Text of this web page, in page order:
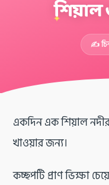
✦
শিয়াল
✍️
একদিন এক শিয়াল
খাওয়ার জন্য।
কচ্ছপটি প্রাণ ভিক্ষা